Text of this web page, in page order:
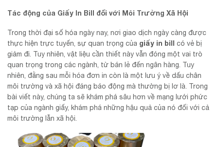
Tác động của Giấy In Bill đối với Môi Trường Xã Hội
Trong thời đại số hóa ngày nay, nơi giao dịch ngày càng được
thực hiện trực tuyến, sự quan trọng của giấy in bill có vẻ bị
giảm đi. Tuy nhiên, vật liệu cần thiết này vẫn đóng một vai trò
quan trọng trong các ngành, từ bán lẻ đến ngân hàng. Tuy
nhiên, đằng sau mỗi hóa đơn in còn là một lưu ý về dấu chân
môi trường và xã hội đáng báo động mà thường bị lơ là. Trong
bài viết này, chúng ta sẽ khám phá sâu hơn về mạng lưới phức
tạp của ngành giấy, khám phá những hậu quả của nó đối với cả
môi trường lẫn xã hội.